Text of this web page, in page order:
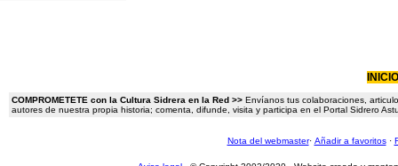
INICIO
COMPROMETETE con la Cultura Sidrera en la Red >> Envíanos tus colaboraciones,
autores de nuestra propia historia; comenta, difunde, visita y participa en el Portal Sidrero
Nota del webmaster· Añadir a favoritos·